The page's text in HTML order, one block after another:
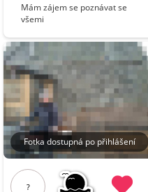
Mám zájem se poznávat se
všemi
Fotka dostupná po přihlášení
?